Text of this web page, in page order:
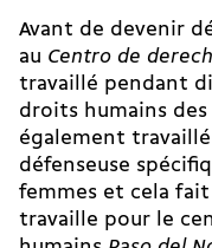
Avant de devenir
au Centro de
travaillé pendant
droits humains des
également
défenseuse
femmes et cela
travaille pour le